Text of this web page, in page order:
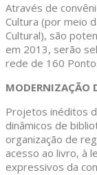
Através de
Cultura (por meio
Cultural), são
em 2013, serão
rede de 160
MODERNIZAÇÃO
Projetos inéditos
dinâmicos de
organização de
acesso ao livro, à
expressivos da